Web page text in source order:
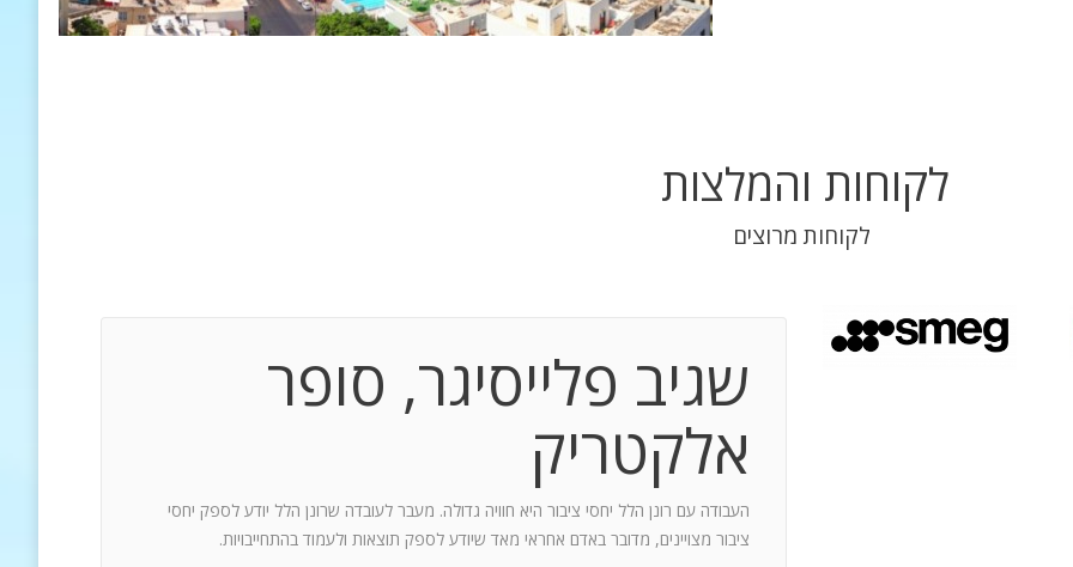
לקוחות והמלצות
לקוחות מרוצים
שגיב פלייסיגר, סופר
אלקטריק
העבודה עם רונן הלל יחסי ציבור היא חוויה גדולה. מעבר לעובדה שרונן הלל יודע לספק יחסי
ציבור מצויינים, מדובר באדם אחראי מאד שיודע לספק תוצאות ולעמוד בהתחייבויות.
עבודה משותפת בת 10 שנים.
מספר תחנות: פארק מיני ישראל בלטרון,
, מדרבן ומייצר תקשורת יש
בך את היכולת להניע את כלל הצוות